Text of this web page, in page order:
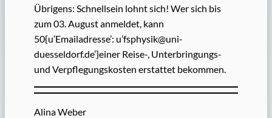
Übrigens: Schnellsein lohnt sich! Wer sich bis
zum 03. August anmeldet, kann
50{u’Emailadresse’: u’fsphysik@uni-
duesseldorf.de’}einer Reise-, Unterbringungs-
und Verpflegungskosten erstattet bekommen.
Alina Weber